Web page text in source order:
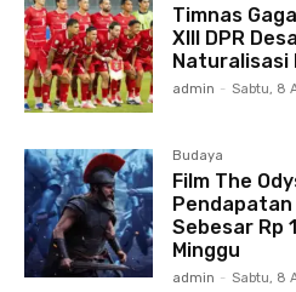
Timnas
XIII DPR
Naturalisasi
admin - Sabtu, 8
Budaya
Film The
Pendapatan
Sebesar Rp
Minggu
admin - Sabtu, 8